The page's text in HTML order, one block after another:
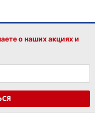
о наших акциях и